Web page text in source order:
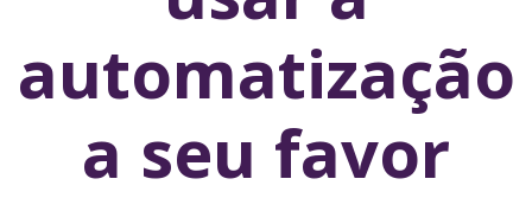
automatização
a seu favor